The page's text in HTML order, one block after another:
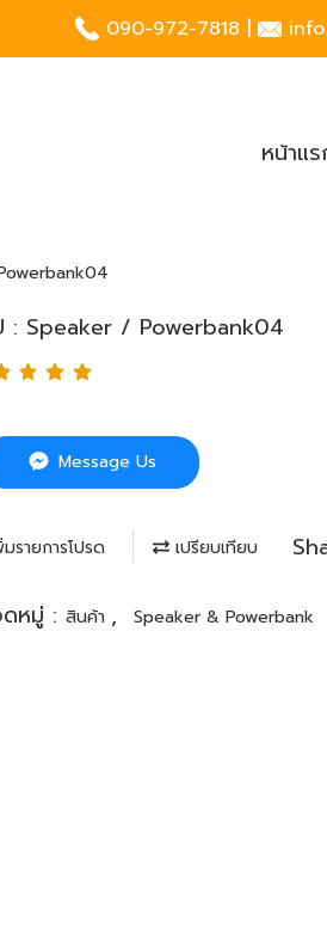
090-972-7818 |
หน้าแ
: Speaker / Powerbank04
Message Us
มรายการโปรด เปรียบเทียบ
หมู่ : สินค้า , Speaker & Powerbank